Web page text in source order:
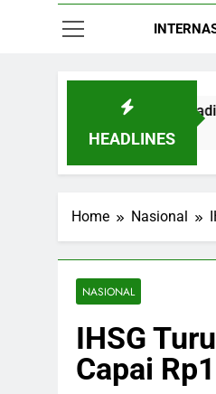
HEADLINES
Cepat Adaptasi Jadi Pemain
Home Nasional
NASIONAL
IHSG
Capai